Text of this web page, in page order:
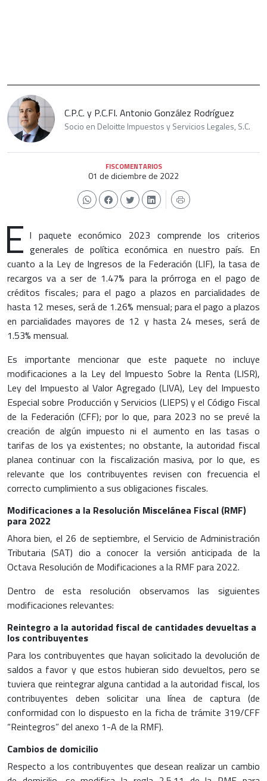
C.P.C. y P.C.FI. Antonio González Rodríguez
Socio en Deloitte Impuestos y Servicios Legales, S.C.
FISCOMENTARIOS
01 de diciembre de 2022
E l paquete económico 2023 comprende los criterios
generales de política económica en nuestro país. En
cuanto a la Ley de Ingresos de la Federación (LIF), la tasa de
recargos va a ser de 1.47% para la prórroga en el pago de
créditos fiscales; para el pago a plazos en parcialidades de
hasta 12 meses, será de 1.26% mensual; para el pago a plazos
en parcialidades mayores de 12 y hasta 24 meses, será de
1.53% mensual.
Es importante mencionar que este paquete no incluye
modificaciones a la Ley del Impuesto Sobre la Renta (LISR),
Ley del Impuesto al Valor Agregado (LIVA), Ley del Impuesto
Especial sobre Producción y Servicios (LIEPS) y el Código Fiscal
de la Federación (CFF); por lo que, para 2023 no se prevé la
creación de algún impuesto ni el aumento en las tasas o
tarifas de los ya existentes; no obstante, la autoridad fiscal
planea continuar con la fiscalización masiva, por lo que, es
relevante que los contribuyentes revisen con frecuencia el
correcto cumplimiento a sus obligaciones fiscales.
Modificaciones a la Resolución Miscelánea Fiscal (RMF)
para 2022
Ahora bien, el 26 de septiembre, el Servicio de Administración
Tributaria (SAT) dio a conocer la versión anticipada de la
Octava Resolución de Modificaciones a la RMF para 2022.
Dentro de esta resolución observamos las siguientes
modificaciones relevantes:
Reintegro a la autoridad fiscal de cantidades devueltas a
los contribuyentes
Para los contribuyentes que hayan solicitado la devolución de
saldos a favor y que estos hubieran sido devueltos, pero se
tuviera que reintegrar alguna cantidad a la autoridad fiscal, los
contribuyentes deben solicitar una línea de captura (de
conformidad con lo dispuesto en la ficha de trámite 319/CFF
“Reintegros” del anexo 1-A de la RMF).
Cambios de domicilio
Respecto a los contribuyentes que desean realizar un cambio